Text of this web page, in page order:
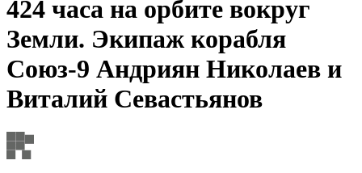
424 часа на орбите вокруг
Земли. Экипаж корабля
Союз-9 Андриян Николаев и
Виталий Севастьянов